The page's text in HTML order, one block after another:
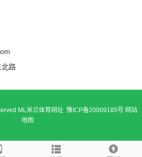
北路
ML米兰体育网址 豫ICP备20009185号 网站
地图